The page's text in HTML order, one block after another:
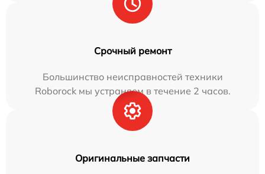
Срочный ремонт
Большинство неисправностей техники
Roborock мы устраняем в течение 2 часов.
Оригинальные запчасти